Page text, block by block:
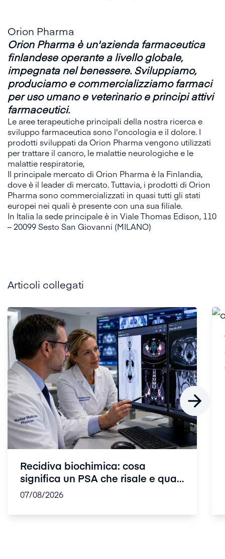
Orion Pharma
Orion Pharma è un'azienda farmaceutica
finlandese operante a livello globale,
impegnata nel benessere. Sviluppiamo,
produciamo e commercializziamo farmaci
per uso umano e veterinario e principi attivi
farmaceutici.
Le aree terapeutiche principali della nostra ricerca e
sviluppo farmaceutica sono l'oncologia e il dolore. I
prodotti sviluppati da Orion Pharma vengono utilizzati
per trattare il cancro, le malattie neurologiche e le
malattie respiratorie,
Il principale mercato di Orion Pharma è la Finlandia,
dove è il leader di mercato. Tuttavia, i prodotti di Orion
Pharma sono commercializzati in quasi tutti gli stati
europei nei quali è presente con una sua filiale.
In Italia la sede principale è in Viale Thomas Edison, 110
– 20099 Sesto San Giovanni (MILANO)
Articoli collegati
Recidiva biochimica: cosa
significa un PSA che risale e quali
so...
07/08/2026
